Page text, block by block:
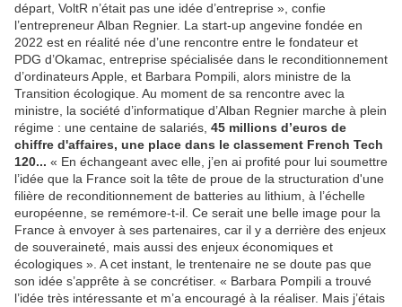
départ, VoltR n’était pas une idée d’entreprise », confie
l’entrepreneur Alban Regnier. La start-up angevine fondée en
2022 est en réalité née d’une rencontre entre le fondateur et
PDG d’Okamac, entreprise spécialisée dans le reconditionnement
d’ordinateurs Apple, et Barbara Pompili, alors ministre de la
Transition écologique. Au moment de sa rencontre avec la
ministre, la société d’informatique d’Alban Regnier marche à plein
régime : une centaine de salariés, 45 millions d’euros de
chiffre d'affaires, une place dans le classement French Tech
120... « En échangeant avec elle, j’en ai profité pour lui soumettre
l’idée que la France soit la tête de proue de la structuration d'une
filière de reconditionnement de batteries au lithium, à l’échelle
européenne, se remémore-t-il. Ce serait une belle image pour la
France à envoyer à ses partenaires, car il y a derrière des enjeux
de souveraineté, mais aussi des enjeux économiques et
écologiques ». A cet instant, le trentenaire ne se doute pas que
son idée s’apprête à se concrétiser. « Barbara Pompili a trouvé
l’idée très intéressante et m’a encouragé à la réaliser. Mais j’étais